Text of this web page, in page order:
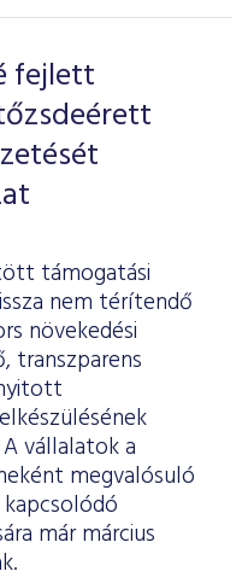
fejlett
támogatási
nem térítendő
növekedési
transzparens
vállalatok a
megvalósuló
már március